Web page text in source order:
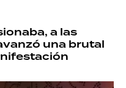
a las
una brutal